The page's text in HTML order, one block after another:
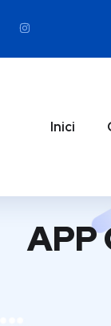
Inici
APP